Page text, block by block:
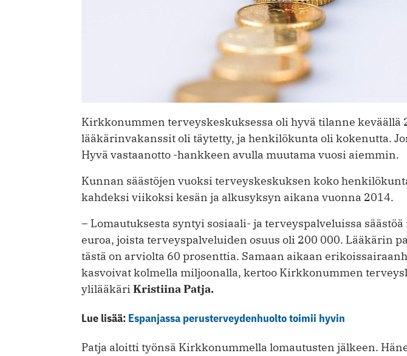
Kirkkonummen terveyskeskuksessa oli hyvä tilanne keväällä
lääkärinvakanssit oli täytetty, ja henkilökunta oli kokenutta.
Hyvä vastaanotto -hankkeen avulla muutama vuosi aiemmin.
Kunnan säästöjen vuoksi terveyskeskuksen koko
kahdeksi viikoksi kesän ja alkusyksyn aikana vuonna 2014.
– Lomautuksesta syntyi sosiaali- ja terveyspalveluissa säästöä
euroa, joista terveyspalveluiden osuus oli 200 000. Lääkärin
tästä on arviolta 60 prosenttia. ­Samaan aikaan
kasvoivat kolmella miljoonalla, kertoo Kirkkonummen
ylilääkäri Kristiina Patja.
Lue lisää: Espanjassa perusterveydenhuolto toimii hyvin
Patja aloitti työnsä Kirkkonummella lomautusten jälkeen.